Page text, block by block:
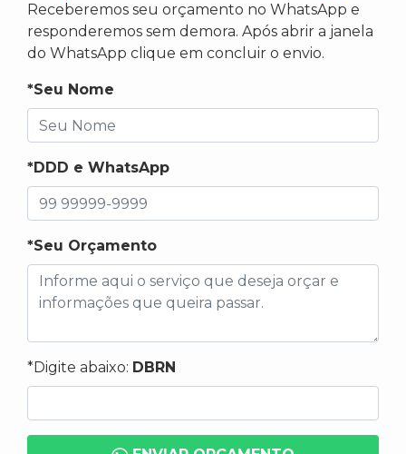
Receberemos seu orçamento no WhatsApp e
responderemos sem demora. Após abrir a janela
do WhatsApp clique em concluir o envio.
*Seu Nome
*DDD e WhatsApp
*Seu Orçamento
*Digite abaixo: DBRN